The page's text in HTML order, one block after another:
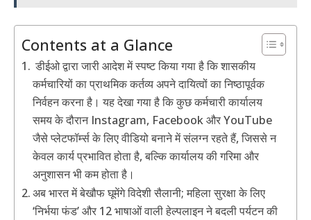
Contents at a Glance
डीईओ द्वारा जारी आदेश में स्पष्ट किया गया है कि शासकीय
कर्मचारियों का प्राथमिक कर्तव्य अपने दायित्वों का निष्ठापूर्वक
निर्वहन करना है। यह देखा गया है कि कुछ कर्मचारी कार्यालय
समय के दौरान Instagram, Facebook और YouTube
जैसे प्लेटफॉर्म्स के लिए वीडियो बनाने में संलग्न रहते हैं, जिससे न
केवल कार्य प्रभावित होता है, बल्कि कार्यालय की गरिमा और
अनुशासन भी कम होता है।
अब भारत में बेखौफ घूमेंगे विदेशी सैलानी; महिला सुरक्षा के लिए
‘निर्भया फंड’ और 12 भाषाओं वाली हेल्पलाइन ने बदली पर्यटन की